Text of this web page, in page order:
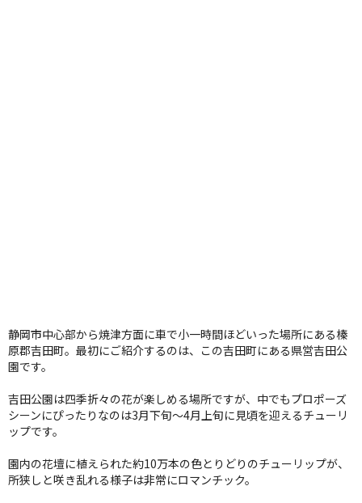
静岡市中心部から焼津方面に車で小一時間ほどいった場所にある榛
原郡吉田町。最初にご紹介するのは、この吉田町にある県営吉田公
園です。
吉田公園は四季折々の花が楽しめる場所ですが、中でもプロポーズ
シーンにぴったりなのは3月下旬～4月上旬に見頃を迎えるチューリ
ップです。
園内の花壇に植えられた約10万本の色とりどりのチューリップが、
所狭しと咲き乱れる様子は非常にロマンチック。